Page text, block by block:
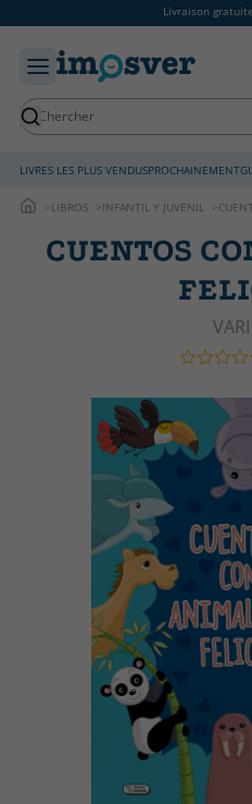
Livraison
LIVRES LES PLUS VENDUSPROCHAINEMENT
LIBROS INFANTIL Y JUVENIL
CUENTOS